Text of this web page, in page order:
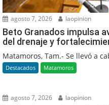
agosto 7, 2026 laopinion
Beto Granados impulsa
del drenaje y
Matamoros, Tam.- Se llevó a
Destacados Matamoros
agosto 7, 2026 laopinion